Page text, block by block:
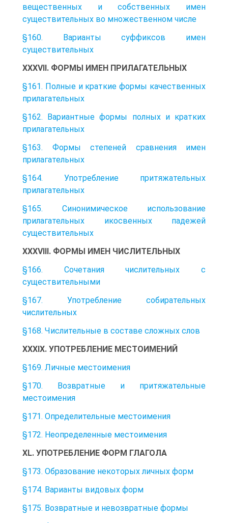
вещественных и собственных имен
существительных во множественном числе
§160. Варианты суффиксов имен
существительных
XXXVII. ФОРМЫ ИМЕН ПРИЛАГАТЕЛЬНЫХ
§161. Полные и краткие формы качественных
прилагательных
§162. Вариантные формы полных и кратких
прилагательных
§163. Формы степеней сравнения имен
прилагательных
§164. Употребление притяжательных
прилагательных
§165. Синонимическое использование
прилагательных икосвенных падежей
существительных
XXXVIII. ФОРМЫ ИМЕН ЧИСЛИТЕЛЬНЫХ
§166. Сочетания числительных с
существительными
§167. Употребление собирательных
числительных
§168. Числительные в составе сложных слов
XXXIX. УПОТРЕБЛЕНИЕ МЕСТОИМЕНИЙ
§169. Личные местоимения
§170. Возвратные и притяжательные
местоимения
§171. Определительные местоимения
§172. Неопределенные местоимения
XL. УПОТРЕБЛЕНИЕ ФОРМ ГЛАГОЛА
§173. Образование некоторых личных форм
§174. Варианты видовых форм
§175. Возвратные и невозвратные формы